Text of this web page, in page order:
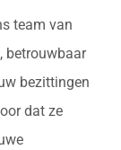
team van
betrouwbaar
bezittingen
dat ze